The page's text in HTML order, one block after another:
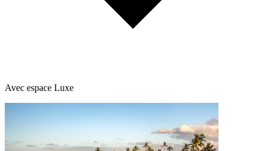
Avec espace Luxe